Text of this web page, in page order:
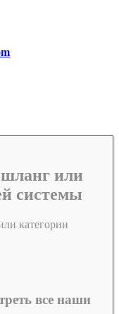
или
системы
категории
все наши